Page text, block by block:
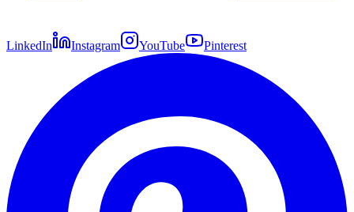
LinkedIn Instagram YouTube Pinterest